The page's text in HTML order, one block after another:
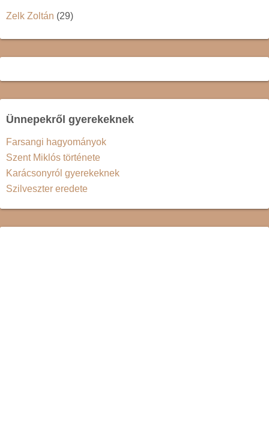
Zelk Zoltán (29)
Ünnepekről gyerekeknek
Farsangi hagyományok
Szent Miklós története
Karácsonyról gyerekeknek
Szilveszter eredete